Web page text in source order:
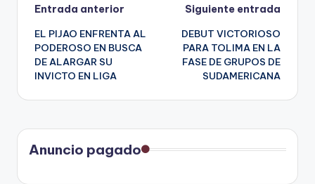
Navegación
de
entradas
Entrada anterior
EL PIJAO ENFRENTA AL
PODEROSO EN BUSCA
DE ALARGAR SU
INVICTO EN LIGA
Siguiente entrada
DEBUT VICTORIOSO
PARA TOLIMA EN LA
FASE DE GRUPOS DE
SUDAMERICANA
Anuncio pagado